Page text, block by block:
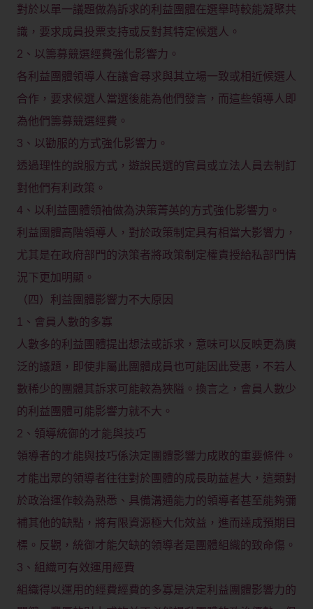
對於以單一議題做為訴求的利益團體在選舉時較能凝聚共
識，要求成員投票支持或反對其特定候選人。
2、以籌募競選經費強化影響力。
各利益團體領導人在議會尋求與其立場一致或相近候選人
合作，要求候選人當選後能為他們發言，而這些領導人即
為他們籌募競選經費。
3、以勸服的方式強化影響力。
透過理性的說服方式，遊說民選的官員或立法人員去制訂
對他們有利政策。
4、以利益團體領袖做為決策菁英的方式強化影響力。
利益團體高階領導人，對於政策制定具有相當大影響力，
尤其是在政府部門的決策者將政策制定權責授給私部門情
況下更加明顯。
（四）利益團體影響力不大原因
1、會員人數的多寡
人數多的利益團體提出想法或訴求，意味可以反映更為廣
泛的議題，即使非屬此團體成員也可能因此受惠，不若人
數稀少的團體其訴求可能較為狹隘。換言之，會員人數少
的利益團體可能影響力就不大。
2、領導統御的才能與技巧
領導者的才能與技巧係決定團體影響力成敗的重要條件。
才能出眾的領導者往往對於團體的成長助益甚大，這類對
於政治運作較為熟悉、具備溝通能力的領導者甚至能夠彌
補其他的缺點，將有限資源極大化效益，進而達成預期目
標。反觀，統御才能欠缺的領導者是團體組織的致命傷。
3、組織可有效運用經費
組織得以運用的經費經費的多寡是決定利益團體影響力的